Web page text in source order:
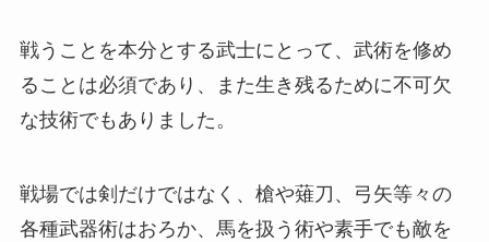
戦うことを本分とする武士にとって、武術を修め
ることは必須であり、また生き残るために不可欠
な技術でもありました。
戦場では剣だけではなく、槍や薙刀、弓矢等々の
各種武器術はおろか、馬を扱う術や素手でも敵を